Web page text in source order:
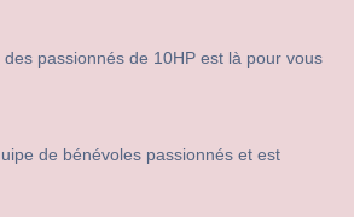
passionnés de 10HP est là pour vous
de bénévoles passionnés et est